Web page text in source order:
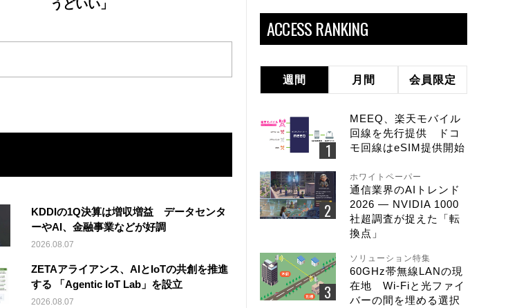
うどいい」
KDDIの1Q決算は増収増益 データセンタ
ーやAI、金融事業などが好調
2026.08.07
ZETAアライアンス、AIとIoTの共創を推進
する 「Agentic IoT Lab」を設立
2026.08.07
ACCESS RANKING
週間 月間 会員限定
MEEQ、楽天モバイル
回線を先行提供 ドコ
モ回線はeSIM提供開始
ホワイトペーパー
通信業界のAIトレンド
2026 ― NVIDIA 1000
社超調査が捉えた「転
換点」
ソリューション特集
60GHz帯無線LANの現
在地 Wi-Fiと光ファイ
バーの間を埋める選択